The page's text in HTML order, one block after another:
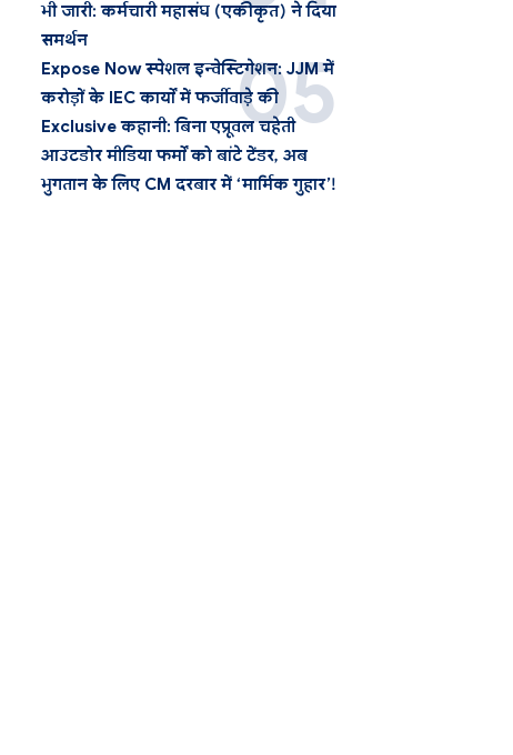
भी जारी: कर्मचारी महासंघ (एकीकृत) ने दिया
समर्थन
Expose Now स्पेशल इन्वेस्टिगेशन: JJM में
करोड़ों के IEC कार्यों में फर्जीवाड़े की
Exclusive कहानी: बिना एप्रूवल चहेती
आउटडोर मीडिया फर्मों को बांटे टेंडर, अब
भुगतान के लिए CM दरबार में ‘मार्मिक गुहार’!